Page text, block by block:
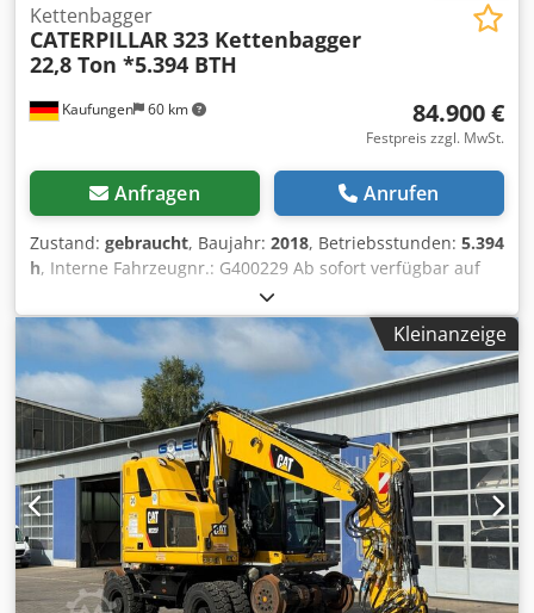
Kaufungen 60 km
Kettenbagger
CATERPILLAR323 Kettenbagger
22,8 Ton *5.394 BTH
84.900 €
Festpreis zzgl. MwSt.
Anfragen Anrufen
Zustand: gebraucht, Baujahr: 2018, Betriebsstunden: 5.394
h, Interne Fahrzeugnr.: G400229 Ab sofort verfügbar auf
unserem Hof in Kaufungen. Mehr INFO unter: * Luis
Lucena * Viktoria Sologubova Deutsch CAT 323
Kettenbagger | 22,8 t | Baujahr 2018 | 5.394
Betriebsstunden Chedezn D Rgspfx Angoa Zum Verkauf
steht ein gebrauchter CAT 323 Kettenbagger aus dem
Baujahr 2018. Mit einem Betriebsgewicht von 22.800 kg
eignet sich die Maschine ideal für Erdbewegungs-,
Tiefbau-, Abbruch- und Baustellenarbeiten. Technische
Daten: * Hersteller/Modell: CAT 323 * Fahrzeugart:
Kettenbagger * Baujahr: 2018 * Betriebsstunden: 5.394
Std. * Betriebsgewicht: 22.800 kg * Fahrzeugnummer:
G400229 * Ausstattung: Schnellwechseleinrichtung *
Zustand: Gebraucht Besichtigung nach vorheriger
Kleinanzeige